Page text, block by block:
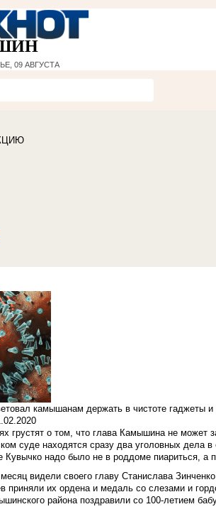
09 АВГУСТА
камышанам держать в чистоте гаджеты
грустят о том, что глава Камышина не может
суде находятся сразу два уголовных дела
Кувычко надо было не в роддоме пиариться, а
видели своего главу Станислава Зинченко
приняли их ордена и медаль со слезами и
района поздравили со 100-летием